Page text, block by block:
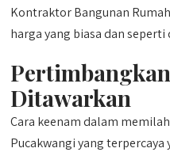
Kontraktor Bangunan
harga yang biasa dan
Ditawarkan
Cara keenam dalam
Pucakwangi yang